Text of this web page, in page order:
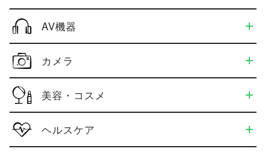
AV機器
カメラ
美容・コスメ
ヘルスケア